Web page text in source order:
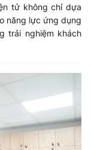
tử không chỉ dựa
năng lực ứng dụng
trải nghiệm khách